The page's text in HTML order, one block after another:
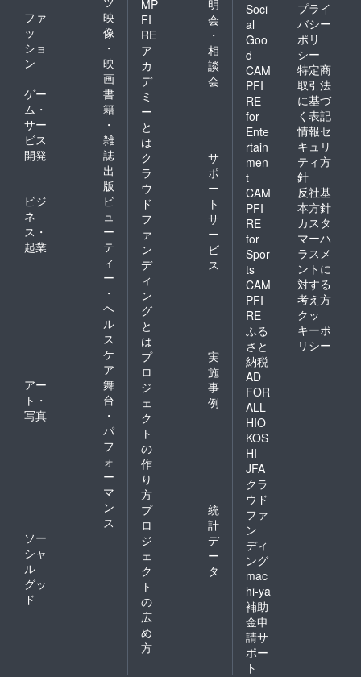
ファ
ッ
ショ
ン
映
像
・
映
画
ゲー
ム・
サー
ビス
開発
書
籍
・
雑
誌
出
版
ビジ
ネ
ス・
起業
ビ
ュ
ー
テ
ィ
ー
・
ヘ
ル
ス
ケ
ア
アー
ト・
写真
舞
台
・
パ
フ
ォ
ー
マ
ン
ス
ソー
シャ
ル
グッ
ド
MP
FI
RE
ア
カ
デ
ミ
ー
と
は
明
会
・
相
談
会
ク
ラ
ウ
ド
フ
ァ
ン
デ
ィ
ン
グ
と
は
サ
ポ
ー
ト
サ
ー
ビ
ス
プ
ロ
ジ
ェ
ク
ト
の
作
り
方
実
施
事
例
プ
ロ
ジ
ェ
ク
ト
の
広
め
方
統
計
デ
ー
タ
Soci
al
Goo
d
CAM
PFI
RE
for
Ente
rtain
men
t
CAM
PFI
RE
for
Spor
ts
CAM
PFI
RE
ふる
さと
納税
AD
FOR
ALL
HIO
KOS
HI
JFA
クラ
ウド
ファ
ン
ディ
ング
mac
hi-ya
補助
金申
請サ
ポー
ト
プライ
バシー
ポリ
シー
特定商
取引法
に基づ
く表記
情報セ
キュリ
ティ方
針
反社基
本方針
カスタ
マーハ
ラスメ
ントに
対する
考え方
クッ
キーポ
リシー